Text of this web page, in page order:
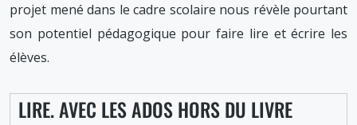
projet mené dans le cadre scolaire nous révèle pourtant
son potentiel pédagogique pour faire lire et écrire les
élèves.
LIRE. AVEC LES ADOS HORS DU LIVRE